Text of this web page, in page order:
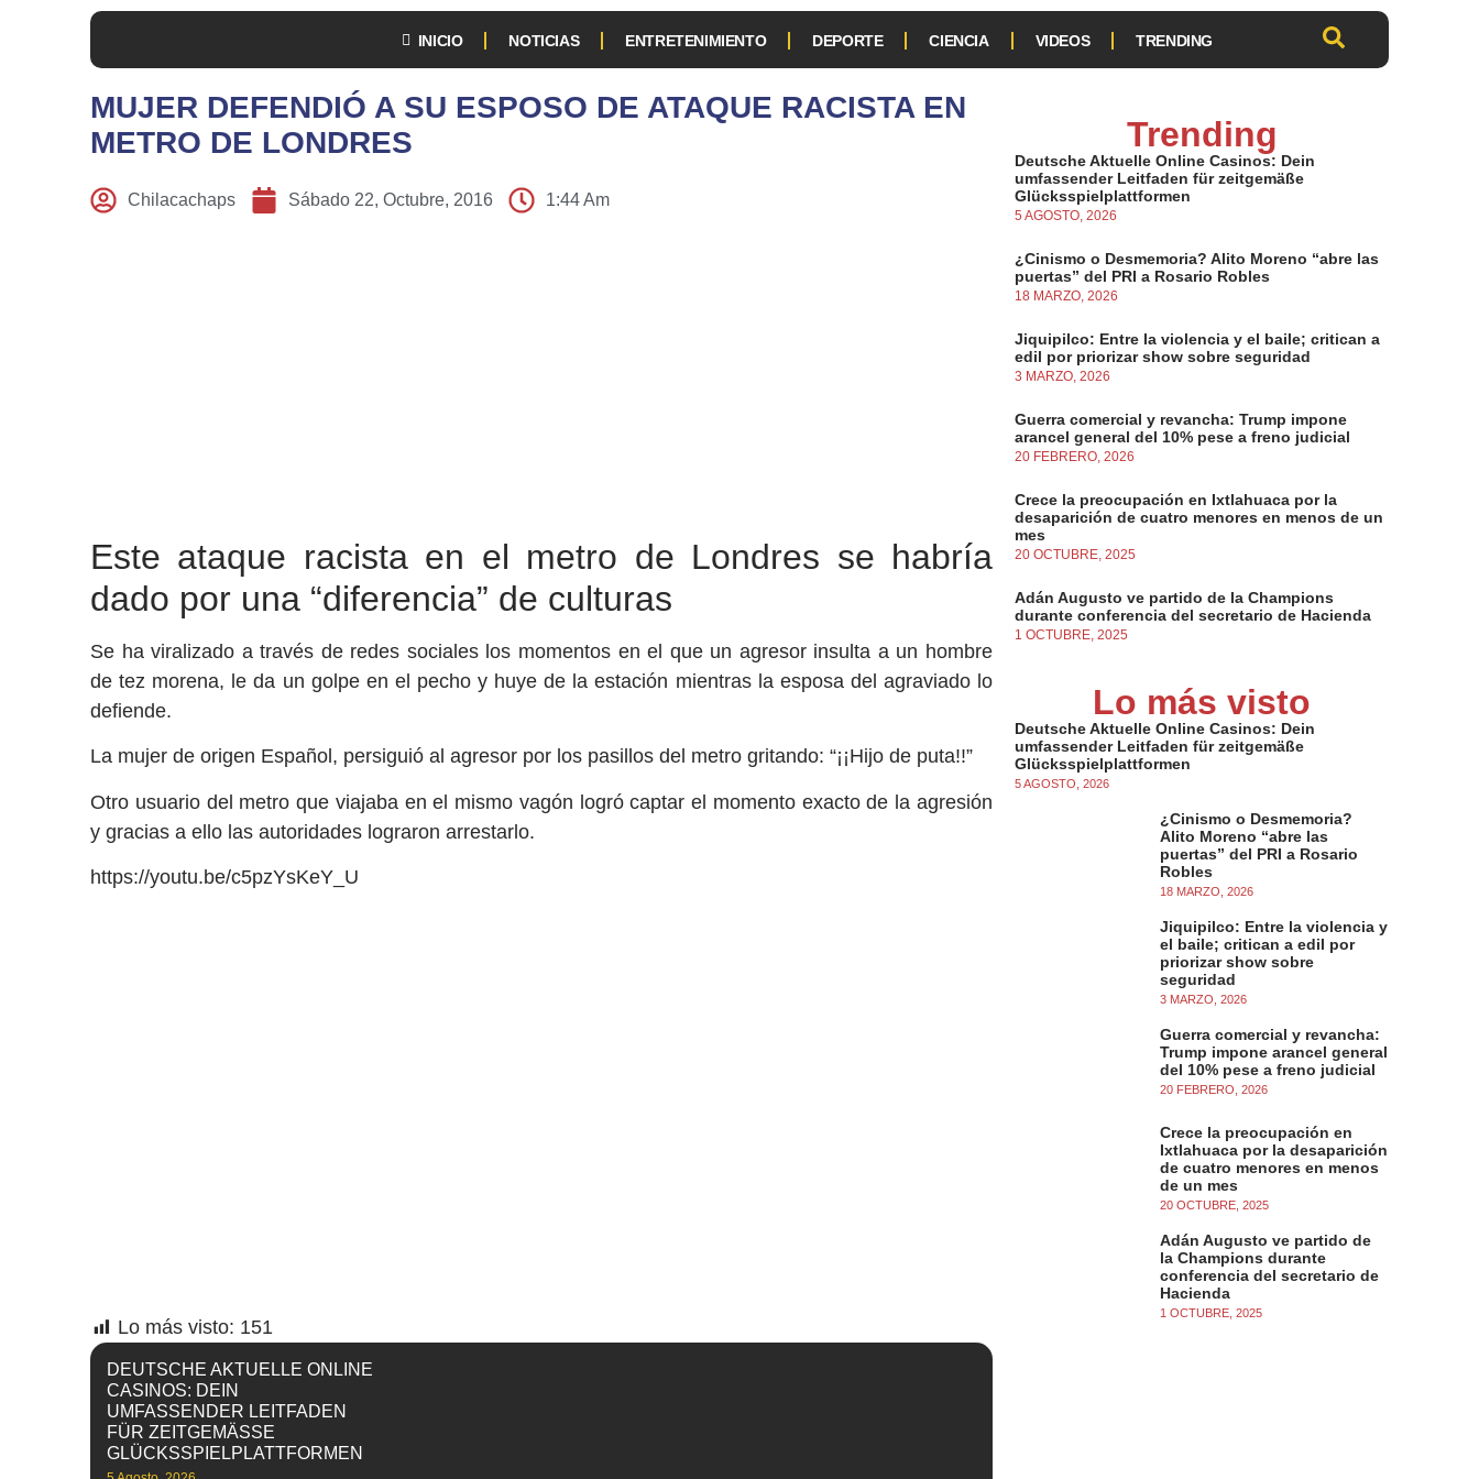
INICIO NOTICIAS ENTRETENIMIENTO DEPORTE CIENCIA VIDEOS TRENDING
MUJER DEFENDIÓ A SU ESPOSO DE ATAQUE RACISTA EN
METRO DE LONDRES
Chilacachaps Sábado 22, Octubre, 2016 1:44 Am
Este ataque racista en el metro de Londres se habría
dado por una “diferencia” de culturas
Se ha viralizado a través de redes sociales los momentos en el que un agresor insulta a un hombre
de tez morena, le da un golpe en el pecho y huye de la estación mientras la esposa del agraviado lo
defiende.
La mujer de origen Español, persiguió al agresor por los pasillos del metro gritando: “¡¡Hijo de puta!!”
Otro usuario del metro que viajaba en el mismo vagón logró captar el momento exacto de la agresión
y gracias a ello las autoridades lograron arrestarlo.
https://youtu.be/c5pzYsKeY_U
Lo más visto: 151
DEUTSCHE AKTUELLE ONLINE
CASINOS: DEIN
UMFASSENDER LEITFADEN
FÜR ZEITGEMÄSSE G
LÜCKSSPIELPLATTFORMEN
Trending
Deutsche Aktuelle Online Casinos: Dein
umfassender Leitfaden für zeitgemäße
Glücksspielplattformen
5 AGOSTO, 2026
¿Cinismo o Desmemoria? Alito Moreno “abre las
puertas” del PRI a Rosario Robles
18 MARZO, 2026
Jiquipilco: Entre la violencia y el baile; critican a
edil por priorizar show sobre seguridad
3 MARZO, 2026
Guerra comercial y revancha: Trump impone
arancel general del 10% pese a freno judicial
20 FEBRERO, 2026
Crece la preocupación en Ixtlahuaca por la
desaparición de cuatro menores en menos de un
mes
20 OCTUBRE, 2025
Adán Augusto ve partido de la Champions
durante conferencia del secretario de Hacienda
1 OCTUBRE, 2025
Lo más visto
Deutsche Aktuelle Online Casinos: Dein
umfassender Leitfaden für zeitgemäße
Glücksspielplattformen
5 AGOSTO, 2026
¿Cinismo o Desmemoria?
Alito Moreno “abre las
puertas” del PRI a Rosario
Robles
18 MARZO, 2026
Jiquipilco: Entre la violencia y
el baile; critican a edil por
priorizar show sobre
seguridad
3 MARZO, 2026
Guerra comercial y revancha:
Trump impone arancel general
del 10% pese a freno judicial
20 FEBRERO, 2026
Crece la preocupación en
Ixtlahuaca por la desaparición
de cuatro menores en menos
de un mes
20 OCTUBRE, 2025
Adán Augusto ve partido de
la Champions durante
conferencia del secretario de
Hacienda
1 OCTUBRE, 2025